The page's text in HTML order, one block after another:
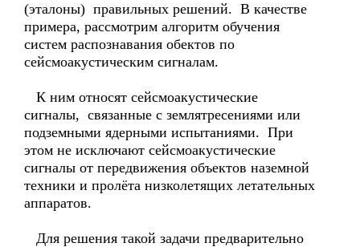
(эталоны) правильных решений. В качестве
примера, рассмотрим алгоритм обучения
систем распознавания обектов по
сейсмоакустическим сигналам.
К ним относят сейсмоакустические
сигналы, связанные с землятресениями или
подземными ядерными испытаниями. При
этом не исключают сейсмоакустические
сигналы от передвижения объектов наземной
техники и пролёта низколетящих летательных
аппаратов.
Для решения такой задачи предварительно